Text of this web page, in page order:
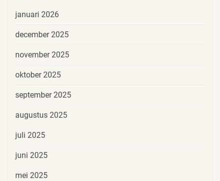
januari 2026
december 2025
november 2025
oktober 2025
september 2025
augustus 2025
juli 2025
juni 2025
mei 2025